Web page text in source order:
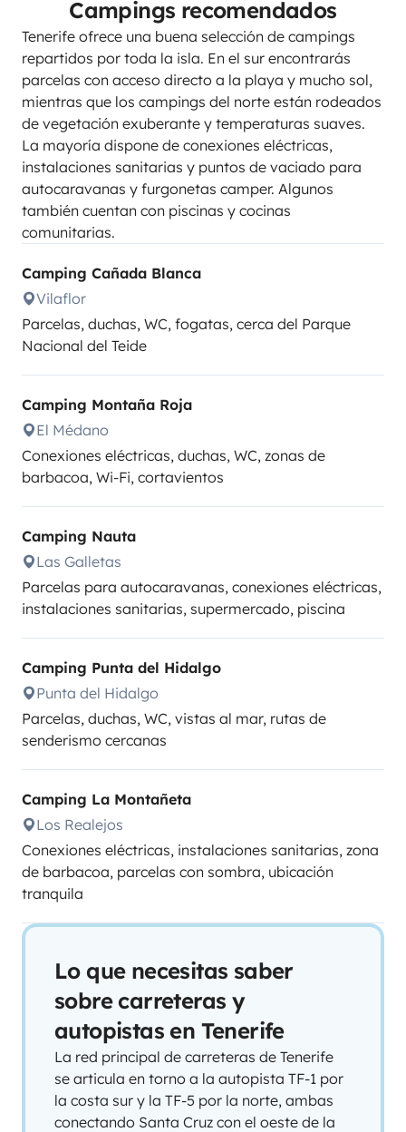
Campings recomendados
Tenerife ofrece una buena selección de campings
repartidos por toda la isla. En el sur encontrarás
parcelas con acceso directo a la playa y mucho sol,
mientras que los campings del norte están rodeados
de vegetación exuberante y temperaturas suaves.
La mayoría dispone de conexiones eléctricas,
instalaciones sanitarias y puntos de vaciado para
autocaravanas y furgonetas camper. Algunos
también cuentan con piscinas y cocinas
comunitarias.
Camping Cañada Blanca
Vilaflor
Parcelas, duchas, WC, fogatas, cerca del Parque
Nacional del Teide
Camping Montaña Roja
El Médano
Conexiones eléctricas, duchas, WC, zonas de
barbacoa, Wi-Fi, cortavientos
Camping Nauta
Las Galletas
Parcelas para autocaravanas, conexiones eléctricas,
instalaciones sanitarias, supermercado, piscina
Camping Punta del Hidalgo
Punta del Hidalgo
Parcelas, duchas, WC, vistas al mar, rutas de
senderismo cercanas
Camping La Montañeta
Los Realejos
Conexiones eléctricas, instalaciones sanitarias, zona
de barbacoa, parcelas con sombra, ubicación
tranquila
Lo que necesitas saber
sobre carreteras y
autopistas en Tenerife
La red principal de carreteras de Tenerife
se articula en torno a la autopista TF-1 por
la costa sur y la TF-5 por la norte, ambas
conectando Santa Cruz con el oeste de la